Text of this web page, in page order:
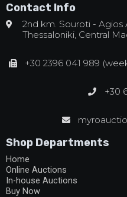
Contact Info
2nd km. Souroti - Agios
Thessaloniki, Central
+30 2396 041 989
+30
Shop Departments
Home
Online Auctions
In-house Auctions
Buy Now